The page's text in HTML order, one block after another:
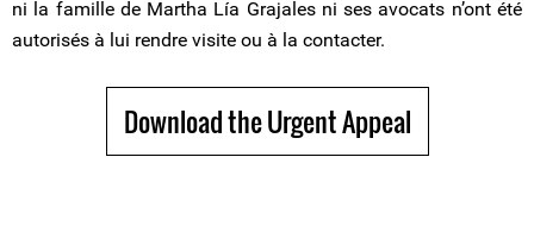
ni la famille de Martha Lía Grajales ni ses avocats n’ont été
autorisés à lui rendre visite ou à la contacter.
Download the Urgent Appeal